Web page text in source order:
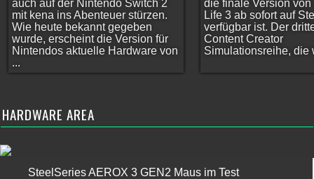
auch auf der Nintendo Switch 2
mit kena ins Abenteuer stürzen.
Wie heute bekannt gegeben
wurde, erscheint die Version für
Nintendos aktuelle Hardware von
...
die finale Version von
Life 3 ab sofort auf
verfügbar ist. Der
Content Creator
Simulationsreihe, die
HARDWARE AREA
SteelSeries AEROX 3 GEN2 Maus im Test